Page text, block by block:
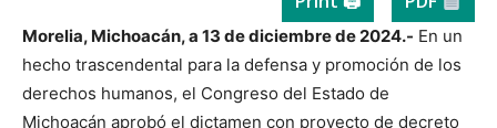
Morelia, Michoacán, a 13 de diciembre de 2024.- En un
hecho trascendental para la defensa y promoción de los
derechos humanos, el Congreso del Estado de
Michoacán aprobó el dictamen con proyecto de decreto